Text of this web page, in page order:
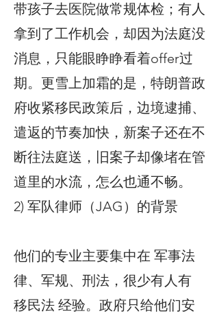
带孩子去医院做常规体检；有人
拿到了工作机会，却因为法庭没
消息，只能眼睁睁看着offer过
期。更雪上加霜的是，特朗普政
府收紧移民政策后，边境逮捕、
遣返的节奏加快，新案子还在不
断往法庭送，旧案子却像堵在管
道里的水流，怎么也通不畅。
2) 军队律师（JAG）的背景
他们的专业主要集中在 军事法
律、军规、刑法，很少有人有
移民法 经验。政府只给他们安